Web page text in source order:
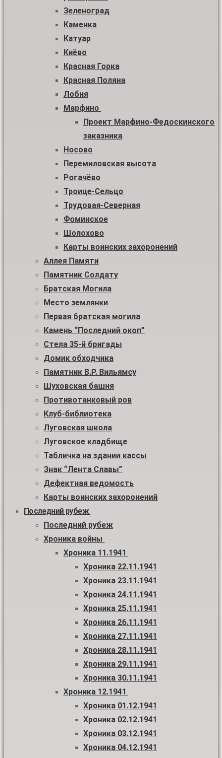
Зеленоград
Каменка
Катуар
Киёво
Красная Горка
Красная Поляна
Лобня
Марфино
Проект Марфино-Федоскинского
заказника
Носово
Перемиловская высота
Рогачёво
Троице-Сельцо
Трудовая-Северная
Фоминское
Шолохово
Карты воинских захоронений
Аллея Памяти
Памятник Солдату
Братская Могила
Место землянки
Первая братская могила
Камень “Последний окоп”
Стела 35-й бригады
Домик обходчика
Памятник В.Р. Вильямсу
Шуховская башня
Противотанковый ров
Клуб-библиотека
Луговская школа
Луговское кладбище
Табличка на здании кассы
Знак “Лента Славы”
Дефектная ведомость
Карты воинских захоронений
Последний рубеж
Последний рубеж
Хроника войны
Хроника 11.1941
Хроника 22.11.1941
Хроника 23.11.1941
Хроника 24.11.1941
Хроника 25.11.1941
Хроника 26.11.1941
Хроника 27.11.1941
Хроника 28.11.1941
Хроника 29.11.1941
Хроника 30.11.1941
Хроника 12.1941
Хроника 01.12.1941
Хроника 02.12.1941
Хроника 03.12.1941
Хроника 04.12.1941